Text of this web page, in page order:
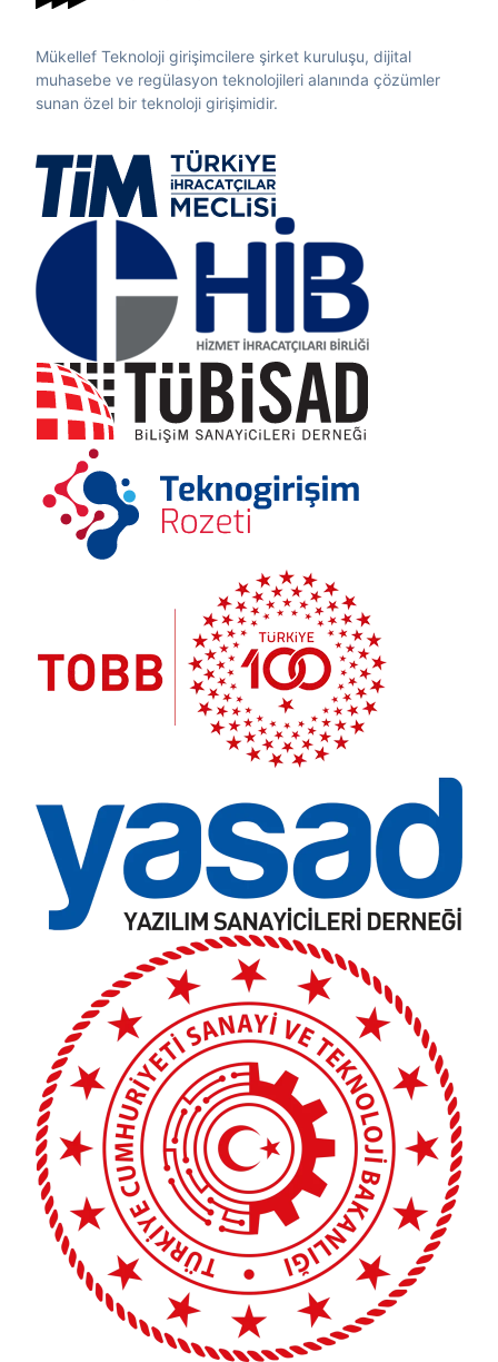
Mükellef Teknoloji girişimcilere şirket kuruluşu, dijital
muhasebe ve regülasyon teknolojileri alanında çözümler
sunan özel bir teknoloji girişimidir.